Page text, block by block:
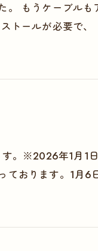
。 もうケーブルも
トールが必要で、
。※2026年1月1
ております。1月6